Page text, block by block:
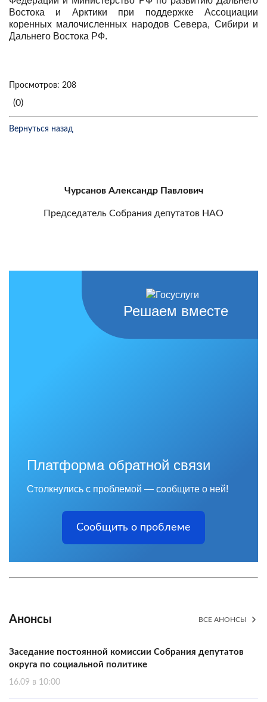
Востока и Арктики при поддержке Ассоциации
коренных малочисленных народов Севера, Сибири и
Дальнего Востока РФ.
Просмотров: 208
(0)
Вернуться назад
Чурсанов Александр Павлович
Председатель Собрания депутатов НАО
Решаем вместе
Платформа обратной связи
Столкнулись с проблемой — сообщите о ней!
Сообщить о проблеме
Анонсы ВСЕ АНОНСЫ
Заседание постоянной комиссии Собрания депутатов
округа по социальной политике
16.09 в 10:00